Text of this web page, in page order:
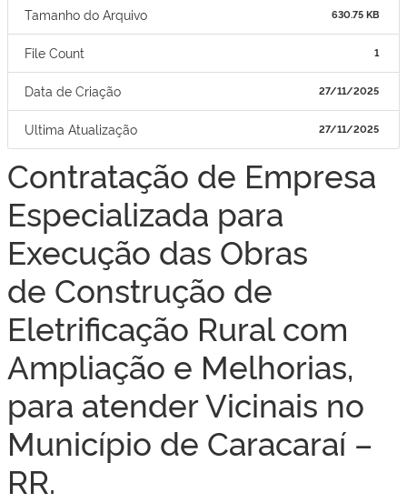
Tamanho do Arquivo 630.75 KB
File Count 1
Data de Criação 27/11/2025
Ultima Atualização 27/11/2025
Contratação de Empresa
Especializada para
Execução das Obras
de Construção de
Eletrificação Rural com
Ampliação e Melhorias,
para atender Vicinais no
Município de Caracaraí –
RR.